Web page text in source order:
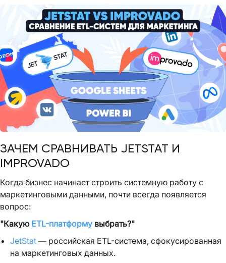
ЗАЧЕМ СРАВНИВАТЬ JETSTAT И
IMPROVADO
Когда бизнес начинает строить системную работу с
маркетинговыми данными, почти всегда появляется
вопрос:
"Какую ETL-платформу выбрать?"
JetStat — российская ETL-система, сфокусированная
на маркетинговых данных.